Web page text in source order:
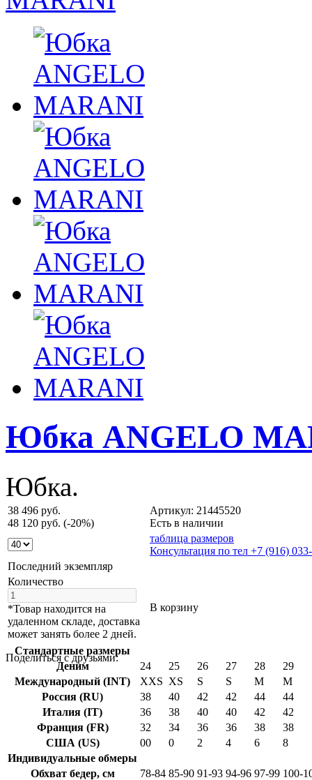
Юбка ANGELO
Юбка.
38 496 руб.
48 120 руб. (-20%)
Артикул: 21445520
Есть в наличии
таблица размеров
Консультация по тел +7 (916)
Последний экземпляр
Количество
*Товар находится на
удаленном складе, доставка
может занять более 2 дней.
В корзину
Поделиться с друзьями:
Cтандартные размеры
Деним
24 25 26 27 28
29
Международный (INT)
XXS XS S S M
M
Россия (RU)
38 40 42 42 44
44
Италия (IT)
36 38 40 40 42
42
Франция (FR)
32 34 36 36 38
38
США (US)
00 0 2 4 6
8
Индивидуальные обмеры
Обхват бедер, см
78-84 85-90 91-93 94-96 97-99 100-